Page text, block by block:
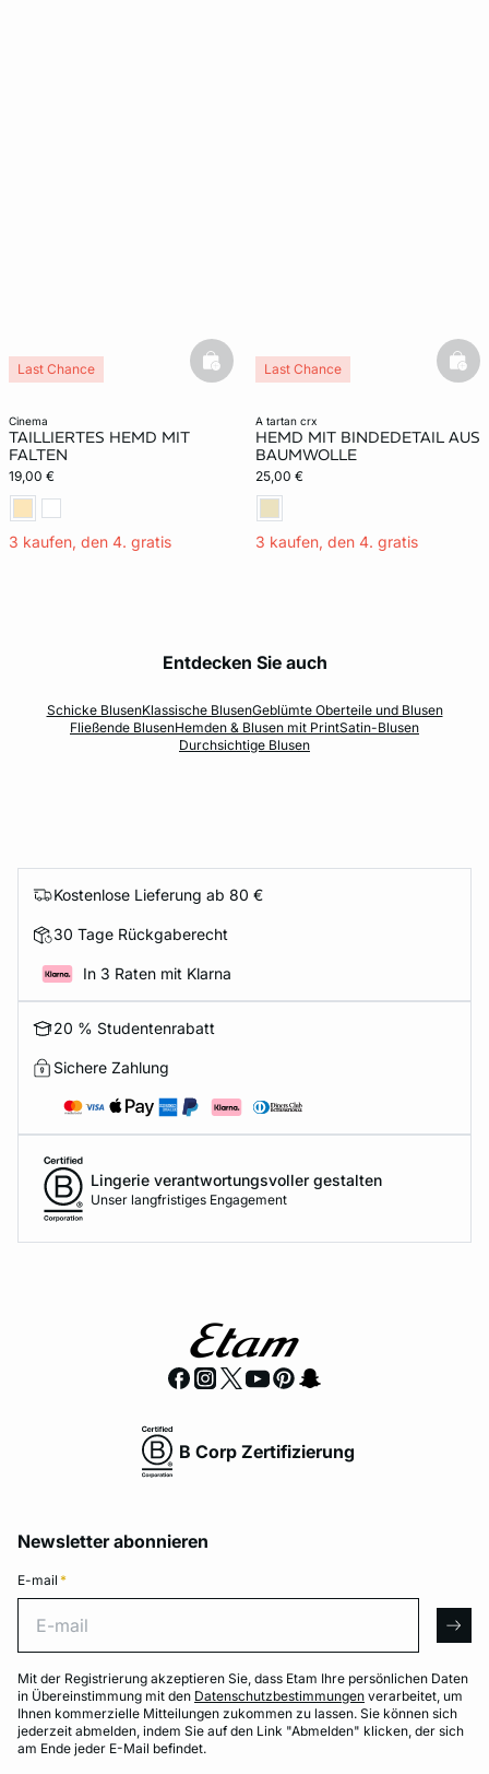
cinema
TAILLIERTES HEMD MIT
FALTEN
19,00 €
3 kaufen, den 4. gratis
Last Chance basketfull
a tartan crx
HEMD MIT BINDEDETAIL AUS
BAUMWOLLE
25,00 €
3 kaufen, den 4. gratis
Last Chance
Entdecken Sie auch
Schicke BlusenKlassische BlusenGeblümte Oberteile und Blusen
Fließende BlusenHemden & Blusen mit PrintSatin-Blusen
Durchsichtige Blusen
Kostenlose Lieferung ab 80 €
30 Tage Rückgaberecht
In 3 Raten mit Klarna
20 % Studentenrabatt
Sichere Zahlung
Lingerie verantwortungsvoller gestalten
Unser langfristiges Engagement
B Corp Zertifizierung
Newsletter abonnieren
E-mail *
Mit der Registrierung akzeptieren Sie, dass Etam Ihre persönlichen Daten
in Übereinstimmung mit den Datenschutzbestimmungen verarbeitet, um
Ihnen kommerzielle Mitteilungen zukommen zu lassen. Sie können sich
jederzeit abmelden, indem Sie auf den Link "Abmelden" klicken, der sich
am Ende jeder E-Mail befindet.